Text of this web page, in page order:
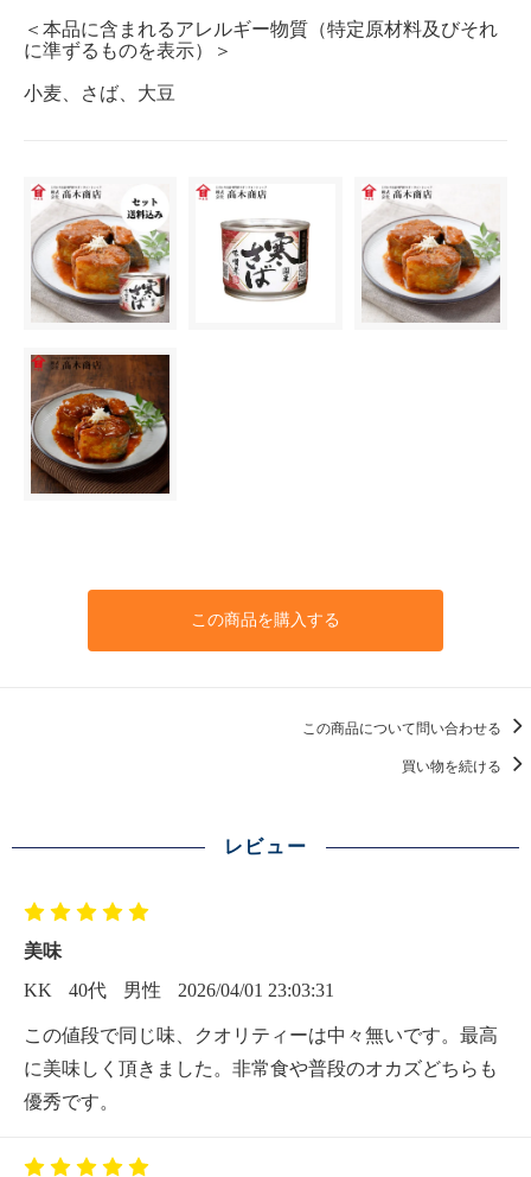
＜本品に含まれるアレルギー物質（特定原材料及びそれ
に準ずるものを表示）＞
小麦、さば、大豆
この商品を購入する
この商品について問い合わせる
買い物を続ける
レビュー
美味
KK
40代 男性 2026/04/01 23:03:31
この値段で同じ味、クオリティーは中々無いです。最高
に美味しく頂きました。非常食や普段のオカズどちらも
優秀です。